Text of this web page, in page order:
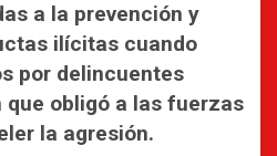
a la prevención y
ilícitas cuando
por delincuentes
obligó a las fuerzas
la agresión.